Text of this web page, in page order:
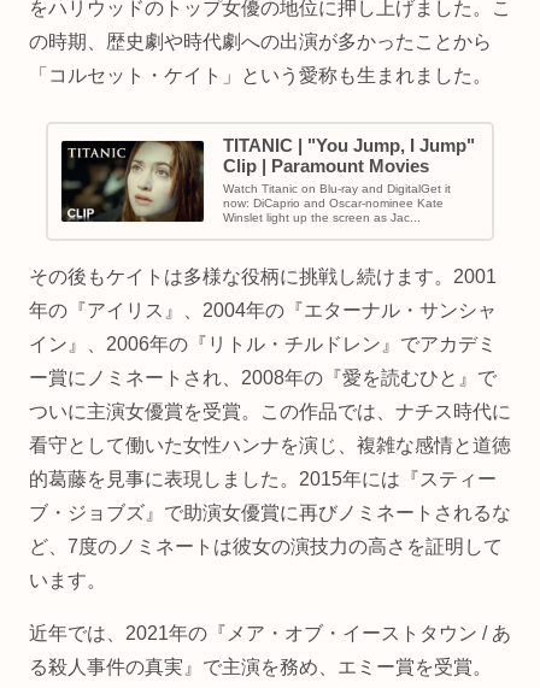
をハリウッドのトップ女優の地位に押し上げました。こ
の時期、歴史劇や時代劇への出演が多かったことから
「コルセット・ケイト」という愛称も生まれました。
TITANIC | "You Jump, I Jump"
Clip | Paramount Movies
Watch Titanic on Blu-ray and DigitalGet it
now: DiCaprio and Oscar-nominee Kate
Winslet light up the screen as Jac...
その後もケイトは多様な役柄に挑戦し続けます。2001
年の『アイリス』、2004年の『エターナル・サンシャ
イン』、2006年の『リトル・チルドレン』でアカデミ
ー賞にノミネートされ、2008年の『愛を読むひと』で
ついに主演女優賞を受賞。この作品では、ナチス時代に
看守として働いた女性ハンナを演じ、複雑な感情と道徳
的葛藤を見事に表現しました。2015年には『スティー
ブ・ジョブズ』で助演女優賞に再びノミネートされるな
ど、7度のノミネートは彼女の演技力の高さを証明して
います。
近年では、2021年の『メア・オブ・イーストタウン / あ
る殺人事件の真実』で主演を務め、エミー賞を受賞。